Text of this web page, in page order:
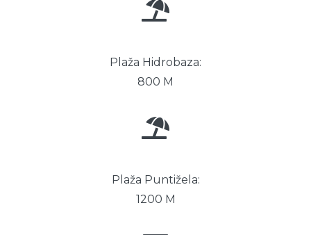
Plaža Hidrobaza:
800 M
Plaža Puntižela:
1200 M